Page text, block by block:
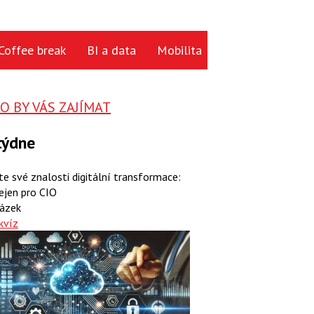
break BI a data Mobilita
BY VÁS ZAJÍMAT
své znalosti digitální transformace:
pro CIO